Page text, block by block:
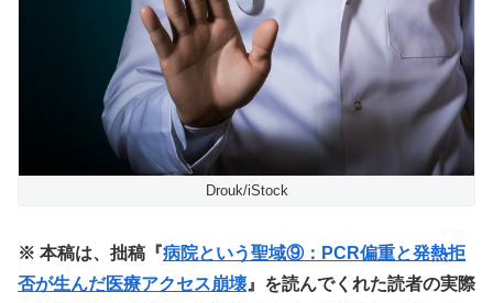
Drouk/iStock
※ 本稿は、拙稿『病院という聖域⑨：PCR偏重と発熱拒
否が生んだ医療アクセス崩壊』を読んでくれた読者の実際